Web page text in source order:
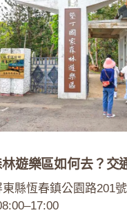
遊樂區如何去？交
縣恆春鎮公園路201